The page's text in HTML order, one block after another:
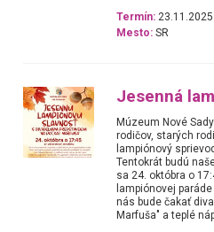
Termín:
Mesto: SR
Jesenná
Múzeum Nové
rodičov, starých
lampiónový
Tentokrát budú
sa 24. októbra o
lampiónovej
nás bude čakať
Marfuša" a teplé